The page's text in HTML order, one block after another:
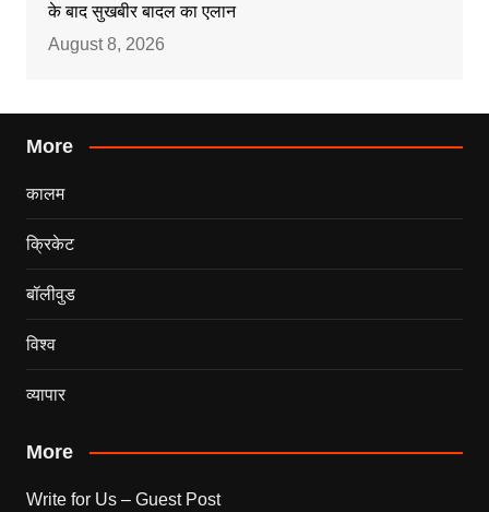
के बाद सुखबीर बादल का एलान
August 8, 2026
More
कालम
क्रिकेट
बॉलीवुड
विश्व
व्यापार
More
Write for Us – Guest Post